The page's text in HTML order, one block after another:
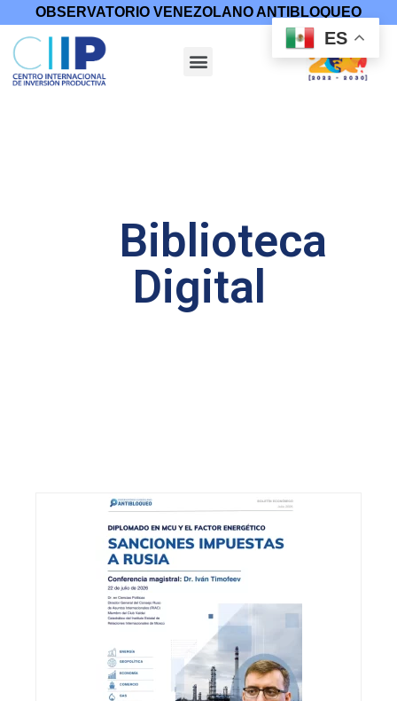
OBSERVATORIO VENEZOLANO ANTIBLOQUEO
Biblioteca
Digital
ES